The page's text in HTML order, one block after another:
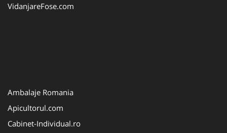
VidanjareFose.com
Ambalaje Romania
Apicultorul.com
Cabinet-Individual.ro